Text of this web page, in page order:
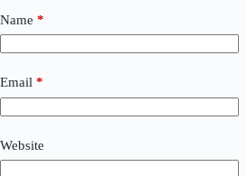
Name *
Email *
Website